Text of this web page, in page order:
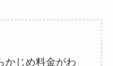
かじめ料金がわ